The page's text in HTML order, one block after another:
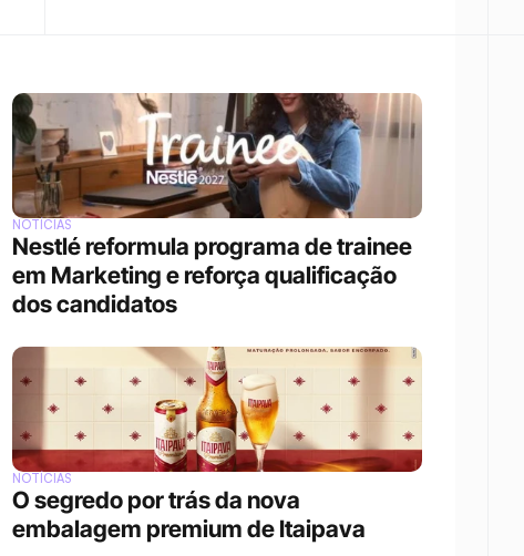
NOTÍCIAS
Nestlé reformula programa de trainee
em Marketing e reforça qualificação
dos candidatos
NOTÍCIAS
O segredo por trás da nova
embalagem premium de Itaipava